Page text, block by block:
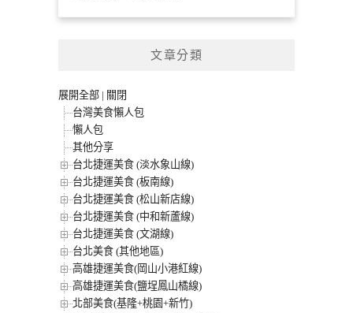
文章分類
展開全部 | 關閉
台灣美食懶人包
懶人包
其他分享
台北捷運美食 (淡水象山線)
台北捷運美食 (板南線)
台北捷運美食 (松山新店線)
台北捷運美食 (中和新蘆線)
台北捷運美食 (文湖線)
台北美食 (其他地區)
高雄捷運美食(岡山小港紅線)
高雄捷運美食(鹽埕鳳山橘線)
北部美食(基隆+桃園+新竹)